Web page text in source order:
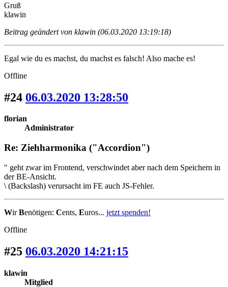
Gruß
klawin
Beitrag geändert von klawin (06.03.2020 13:19:18)
Egal wie du es machst, du machst es falsch! Also mache es!
Offline
#24 06.03.2020 13:28:50
florian
Administrator
Re: Ziehharmonika ("Accordion")
" geht zwar im Frontend, verschwindet aber nach dem Speichern in
der BE-Ansicht.
\ (Backslash) verursacht im FE auch JS-Fehler.
WirBenötigen: Cents, Euros... jetzt spenden!
Offline
#25 06.03.2020 14:21:15
klawin
Mitglied